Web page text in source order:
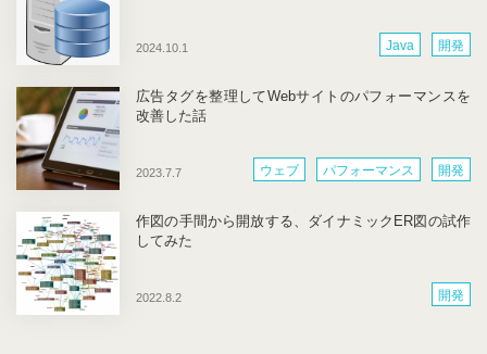
2024.10.1 Java 開発
2023.7.7
広告タグを整理してWebサイトのパフォーマンスを
改善した話
ウェブ パフォーマンス 開発
2022.8.2
作図の手間から開放する、ダイナミックER図の試作
してみた
開発